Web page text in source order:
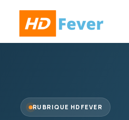
RUBRIQUE HDFEVER